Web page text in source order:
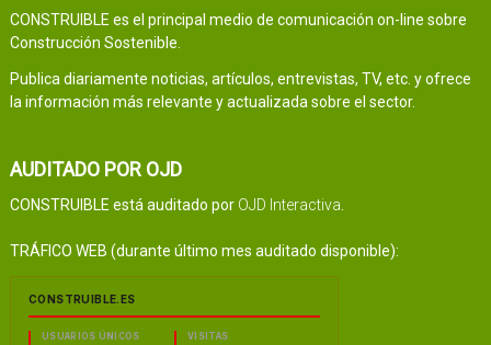
CONSTRUIBLE es el principal medio de comunicación on-line sobre
Construcción Sostenible.
Publica diariamente noticias, artículos, entrevistas, TV, etc. y ofrece
la información más relevante y actualizada sobre el sector.
AUDITADO POR OJD
CONSTRUIBLE está auditado por OJD Interactiva
TRÁFICO WEB (durante último mes auditado disponible):